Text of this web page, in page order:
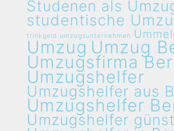
Studenen als
studentische
trinkgeld umzugsunternehmen
Umzug Umzug
Umzugsfirma
Umzugshelfer
Umzugshelfer aus
Umzugshelfer
Umzugshelfer